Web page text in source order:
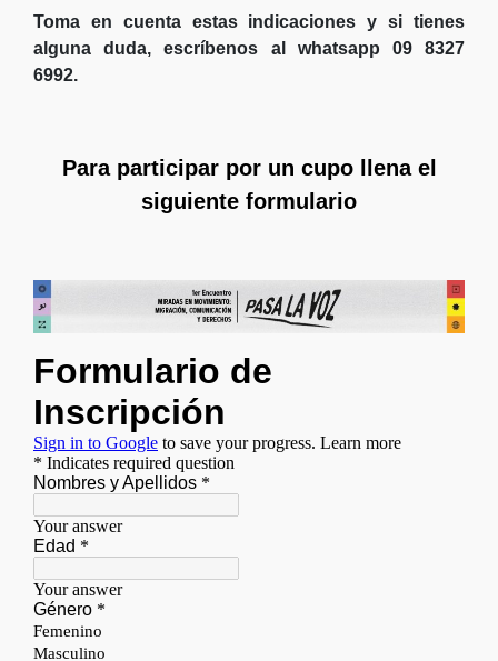
Toma en cuenta estas indicaciones y si tienes
alguna duda, escríbenos al whatsapp 09 8327
6992.
Para participar por un cupo llena el
siguiente formulario